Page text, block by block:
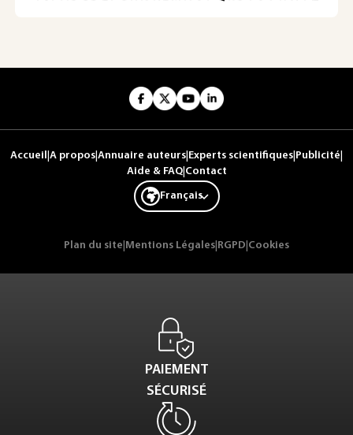
Accueil A propos Annuaire auteurs Experts scientifiques Publicité
Aide & FAQ| Contact
Français
Plan du site Mentions Légales RGPD Cookies
PAIEMENT
SÉCURISÉ